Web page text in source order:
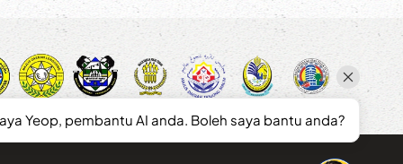
Yeop, pembantu AI anda. Boleh saya bantu anda?